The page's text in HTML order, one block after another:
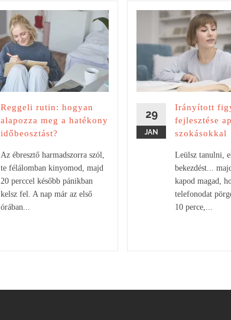
Reggeli rutin: hogyan
alapozza meg a hatékony
időbeosztást?
Az ébresztő harmadszorra szól,
te félálomban kinyomod, majd
20 perccel később pánikban
kelsz fel. A nap már az első
órában...
29
JAN
Irányított
fejlesztése
szokásokkal
Leülsz tanulni,
bekezdést...
kapod magad,
telefonodat
10 perce,...